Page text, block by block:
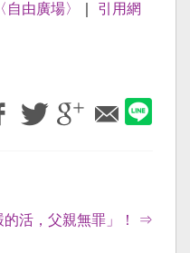
自由廣場〉
引用網
的活，父親無罪」！ ⇒